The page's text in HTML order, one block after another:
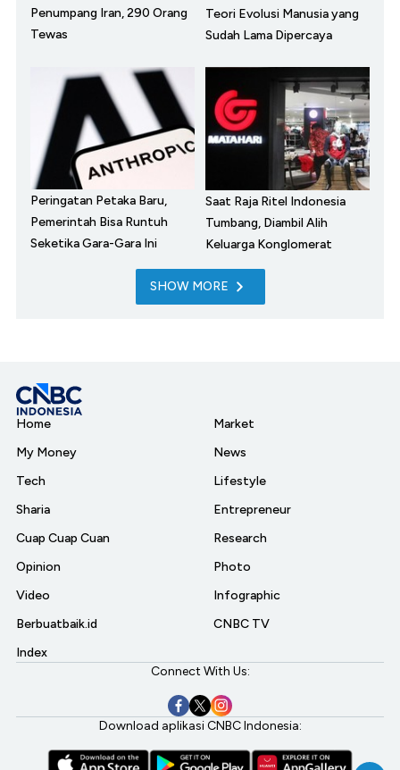
Penumpang Iran, 290 Orang
Tewas
Teori Evolusi Manusia yang
Sudah Lama Dipercaya
Peringatan Petaka Baru,
Pemerintah Bisa Runtuh
Seketika Gara-Gara Ini
Saat Raja Ritel Indonesia
Tumbang, Diambil Alih
Keluarga Konglomerat
SHOW MORE
Home
My Money
Tech
Sharia
Cuap Cuap Cuan
Opinion
Video
Berbuatbaik.id
Index
Market
News
Lifestyle
Entrepreneur
Research
Photo
Infographic
CNBC TV
Connect With Us:
Download aplikasi CNBC Indonesia: